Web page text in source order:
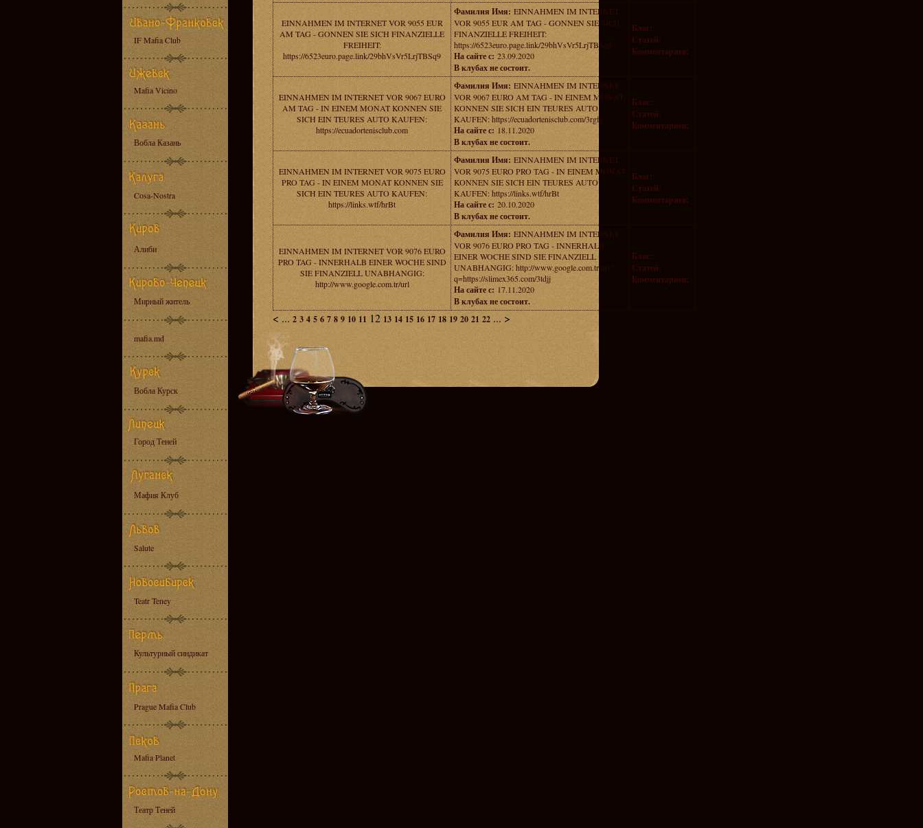
IF Mafia Club
Mafia Vicino
Вобла Казань
Cosa-Nostra
Алиби
Мирный житель
mafia.md
Вобла Курск
Город Теней
Мафия Клуб
Salute
Teatr Teney
Культурный синдикат
Prague Mafia Club
Mafia Planet
Театр Теней
EINNAHMEN IM INTERNET VOR 9055 EUR
AM TAG - GONNEN SIE SICH FINANZIELLE
FREIHEIT:
https://6523euro.page.link/29bhVsVr5LrjTBSq9
Фамилия Имя: EINNAHMEN IM INTERNET
VOR 9055 EUR AM TAG - GONNEN SIE SICH
FINANZIELLE FREIHEIT:
https://6523euro.page.link/29bhVsVr5LrjTBSq9
На сайте с: 23.09.2020
В клубах не состоит.
Блог::
Статей:
Комментариев:
EINNAHMEN IM INTERNET VOR 9067 EURO
AM TAG - IN EINEM MONAT KONNEN SIE
SICH EIN TEURES AUTO KAUFEN:
https://ecuadortenisclub.com
Фамилия Имя: EINNAHMEN IM INTERNET
VOR 9067 EURO AM TAG - IN EINEM MONAT
KONNEN SIE SICH EIN TEURES AUTO
KAUFEN: https://ecuadortenisclub.com/3rgfc
На сайте с: 18.11.2020
В клубах не состоит.
Блог::
Статей:
Комментариев:
EINNAHMEN IM INTERNET VOR 9075 EURO
PRO TAG - IN EINEM MONAT KONNEN SIE
SICH EIN TEURES AUTO KAUFEN:
https://links.wtf/hrBt
Фамилия Имя: EINNAHMEN IM INTERNET
VOR 9075 EURO PRO TAG - IN EINEM MONAT
KONNEN SIE SICH EIN TEURES AUTO
KAUFEN: https://links.wtf/hrBt
На сайте с: 20.10.2020
В клубах не состоит.
Блог::
Статей:
Комментариев:
EINNAHMEN IM INTERNET VOR 9076 EURO
PRO TAG - INNERHALB EINER WOCHE SIND
SIE FINANZIELL UNABHANGIG:
http://www.google.com.tr/url
Фамилия Имя: EINNAHMEN IM INTERNET
VOR 9076 EURO PRO TAG - INNERHALB
EINER WOCHE SIND SIE FINANZIELL
UNABHANGIG: http://www.google.com.tr/url?
q=https://slimex365.com/3tdjj
На сайте с: 17.11.2020
В клубах не состоит.
Блог::
Статей:
Комментариев:
< ... 2 3 4 5 6 7 8 9 10 11 12 13 14 15 16 17 18 19 20 21 22 ... >